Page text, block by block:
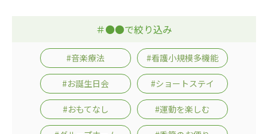
＃●●で絞り込み
#音楽療法 #看護小規模多機能
#お誕生日会 #ショートステイ
#おもてなし #運動を楽しむ